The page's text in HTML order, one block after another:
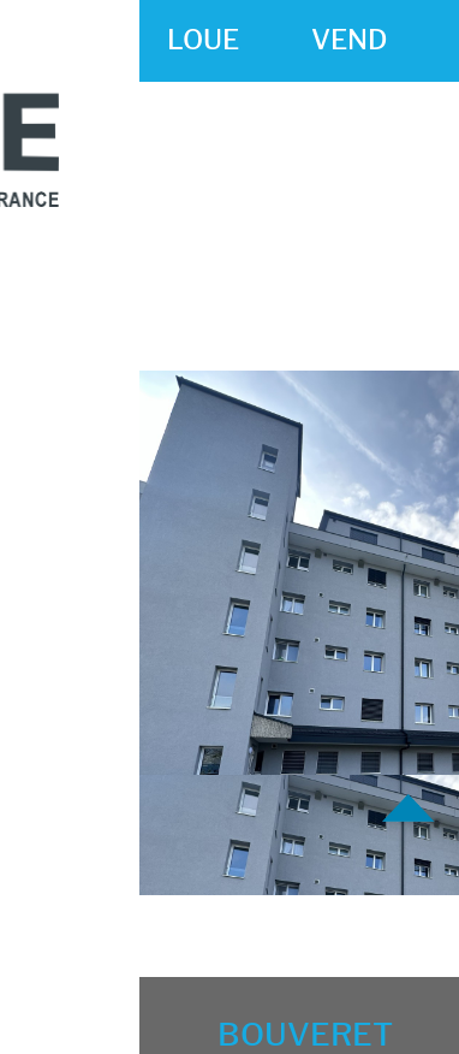
LOUE VEND
BOUVERET